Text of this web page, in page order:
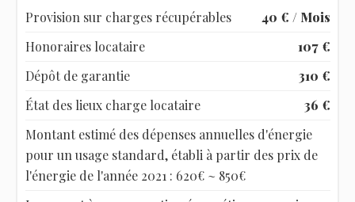
Provision sur charges récupérables
40 € / Mois
Honoraires locataire
107 €
Dépôt de garantie
310 €
État des lieux charge locataire
36 €
Montant estimé des dépenses annuelles d'énergie
pour un usage standard, établi à partir des prix de
l'énergie de l'année 2021 : 620€ ~ 850€